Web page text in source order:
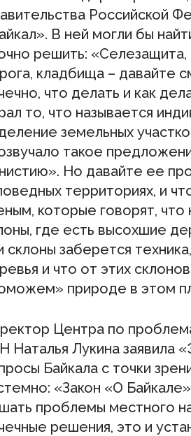
Российской
В ней могли бы
решить:
кладбища – давайте
что делать и как
то, что называется
земельных
такое
Но давайте ее
территориях, и
которые говорят,
где есть высохшие
склоны заберется
и что от этих
природе в этом
Центра по
Наталья Лукина заявила
Байкала с точки
«Закон «О
проблемы местного
решения, это и